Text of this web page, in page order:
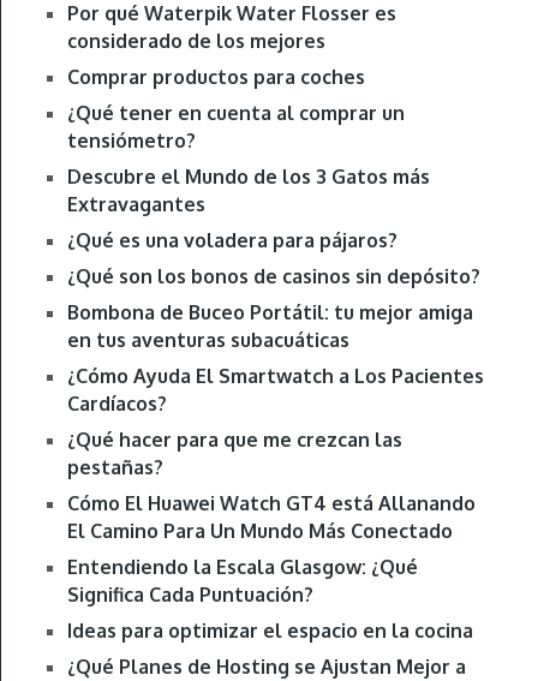
Por qué Waterpik Water Flosser es
considerado de los mejores
Comprar productos para coches
¿Qué tener en cuenta al comprar un
tensiómetro?
Descubre el Mundo de los 3 Gatos más
Extravagantes
¿Qué es una voladera para pájaros?
¿Qué son los bonos de casinos sin depósito?
Bombona de Buceo Portátil: tu mejor amiga
en tus aventuras subacuáticas
¿Cómo Ayuda El Smartwatch a Los Pacientes
Cardíacos?
¿Qué hacer para que me crezcan las
pestañas?
Cómo El Huawei Watch GT4 está Allanando
El Camino Para Un Mundo Más Conectado
Entendiendo la Escala Glasgow: ¿Qué
Significa Cada Puntuación?
Ideas para optimizar el espacio en la cocina
¿Qué Planes de Hosting se Ajustan Mejor a